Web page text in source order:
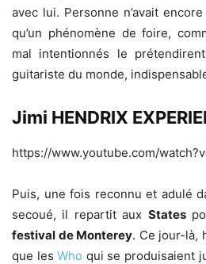
avec lui. Personne n’avait
qu’un phénomène de foire,
mal intentionnés le
guitariste du monde,
Jimi HENDRIX
https://www.youtube.com/
Puis, une fois reconnu et adulé
secoué, il repartit aux States
festival de Monterey. Ce jour-là,
que lesWho qui se produisaient